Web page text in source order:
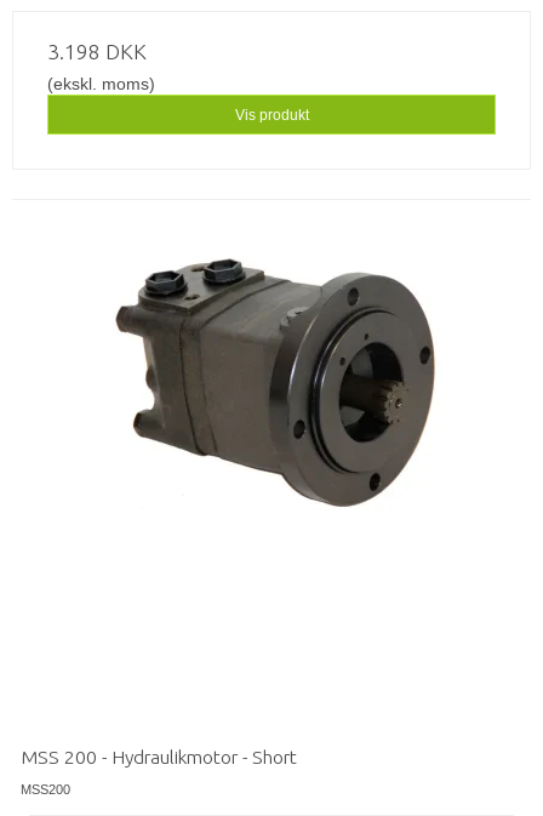
3.198 DKK
(ekskl. moms)
Vis produkt
MSS 200 - Hydraulikmotor - Short
MSS200